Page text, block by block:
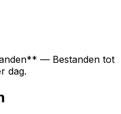
— Bestanden tot
dag.